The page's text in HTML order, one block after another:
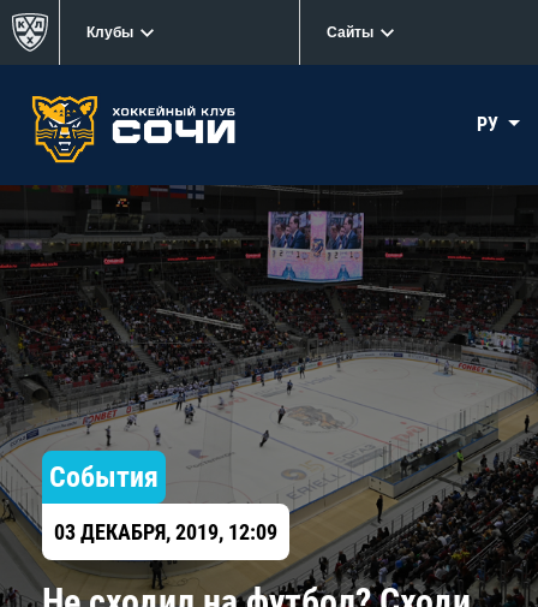
Клубы Сайты
РУ
События
03 ДЕКАБРЯ, 2019, 12:09